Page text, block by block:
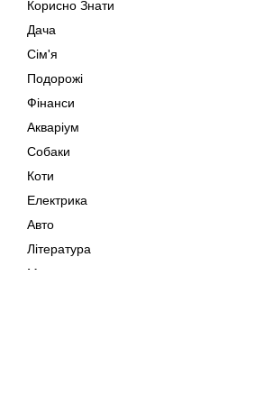
Корисно Знати
Дача
Сім'я
Подорожі
Фінанси
Акваріум
Собаки
Коти
Електрика
Авто
Література
Музика